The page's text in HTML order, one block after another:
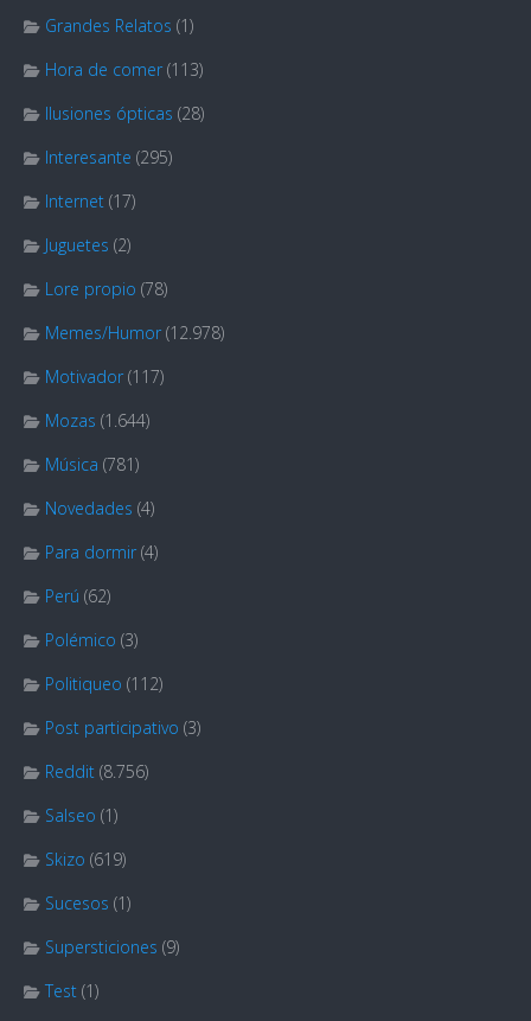
Grandes Relatos (1)
Hora de comer (113)
Ilusiones ópticas (28)
Interesante (295)
Internet (17)
Juguetes (2)
Lore propio (78)
Memes/Humor (12.978)
Motivador (117)
Mozas (1.644)
Música (781)
Novedades (4)
Para dormir (4)
Perú (62)
Polémico (3)
Politiqueo (112)
Post participativo (3)
Reddit (8.756)
Salseo (1)
Skizo (619)
Sucesos (1)
Supersticiones (9)
Test (1)